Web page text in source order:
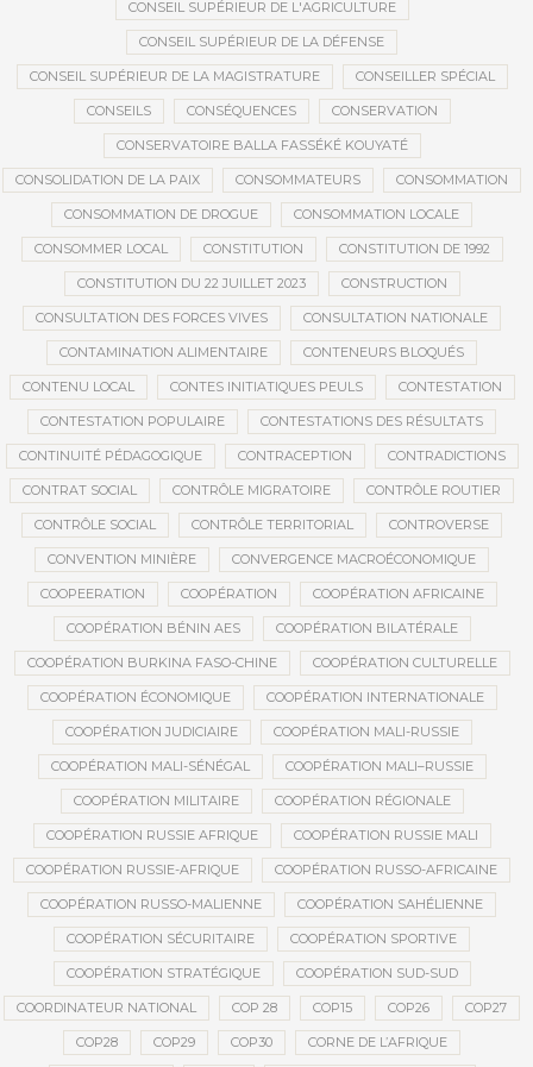
CONSEIL SUPÉRIEUR DE L'AGRICULTURE
CONSEIL SUPÉRIEUR DE LA DÉFENSE
CONSEIL SUPÉRIEUR DE LA MAGISTRATURE CONSEILLER SPÉCIAL
CONSEILS CONSÉQUENCES CONSERVATION
CONSERVATOIRE BALLA FASSÉKÉ KOUYATÉ
CONSOLIDATION DE LA PAIX CONSOMMATEURS CONSOMMATION
CONSOMMATION DE DROGUE CONSOMMATION LOCALE
CONSOMMER LOCAL CONSTITUTION CONSTITUTION DE 1992
CONSTITUTION DU 22 JUILLET 2023 CONSTRUCTION
CONSULTATION DES FORCES VIVES CONSULTATION NATIONALE
CONTAMINATION ALIMENTAIRE CONTENEURS BLOQUÉS
CONTENU LOCAL CONTES INITIATIQUES PEULS CONTESTATION
CONTESTATION POPULAIRE CONTESTATIONS DES RÉSULTATS
CONTINUITÉ PÉDAGOGIQUE CONTRACEPTION CONTRADICTIONS
CONTRAT SOCIAL CONTRÔLE MIGRATOIRE CONTRÔLE ROUTIER
CONTRÔLE SOCIAL CONTRÔLE TERRITORIAL CONTROVERSE
CONVENTION MINIÈRE CONVERGENCE MACROÉCONOMIQUE
COOPEERATION COOPÉRATION COOPÉRATION AFRICAINE
COOPÉRATION BÉNIN AES COOPÉRATION BILATÉRALE
COOPÉRATION BURKINA FASO-CHINE COOPÉRATION CULTURELLE
COOPÉRATION ÉCONOMIQUE COOPÉRATION INTERNATIONALE
COOPÉRATION JUDICIAIRE COOPÉRATION MALI-RUSSIE
COOPÉRATION MALI-SÉNÉGAL COOPÉRATION MALI–RUSSIE
COOPÉRATION MILITAIRE COOPÉRATION RÉGIONALE
COOPÉRATION RUSSIE AFRIQUE COOPÉRATION RUSSIE MALI
COOPÉRATION RUSSIE-AFRIQUE COOPÉRATION RUSSO-AFRICAINE
COOPÉRATION RUSSO-MALIENNE COOPÉRATION SAHÉLIENNE
COOPÉRATION SÉCURITAIRE COOPÉRATION SPORTIVE
COOPÉRATION STRATÉGIQUE COOPÉRATION SUD-SUD
COORDINATEUR NATIONAL COP 28 COP15 COP26 COP27
COP28 COP29 COP30 CORNE DE L’AFRIQUE